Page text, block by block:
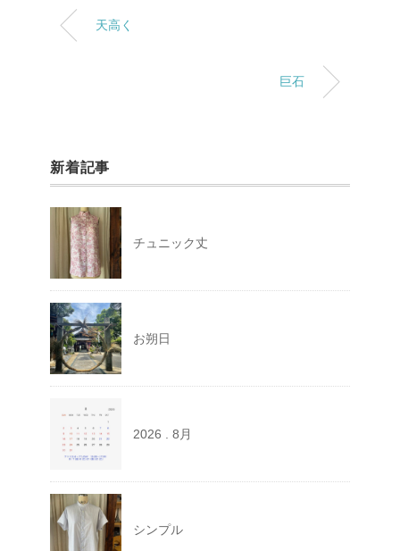
天高く
巨石
新着記事
チュニック丈
お朔日
2026 . 8月
シンプル